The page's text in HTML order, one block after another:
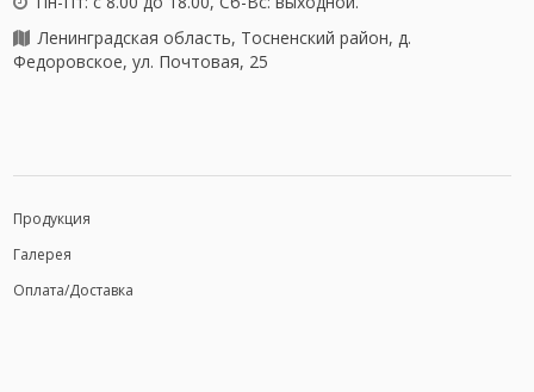
Ленинградская область, Тосненский район, д.
Федоровское, ул. Почтовая, 25
Продукция
Галерея
Оплата/Доставка